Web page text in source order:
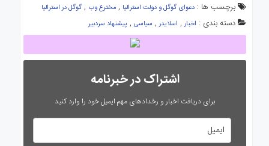
برچسب ها : دعوای گوگل و دولت استرالیا , مخترع وب , گوگل در استرالیا
دسته بندی : اخبار, اسلایدر, سیاسی, پیشنهاد سردبیر
اشتراک در خبرنامه
برای دریافت اخبار و رخدادهای مهم ایمیل خود را وارد کنید